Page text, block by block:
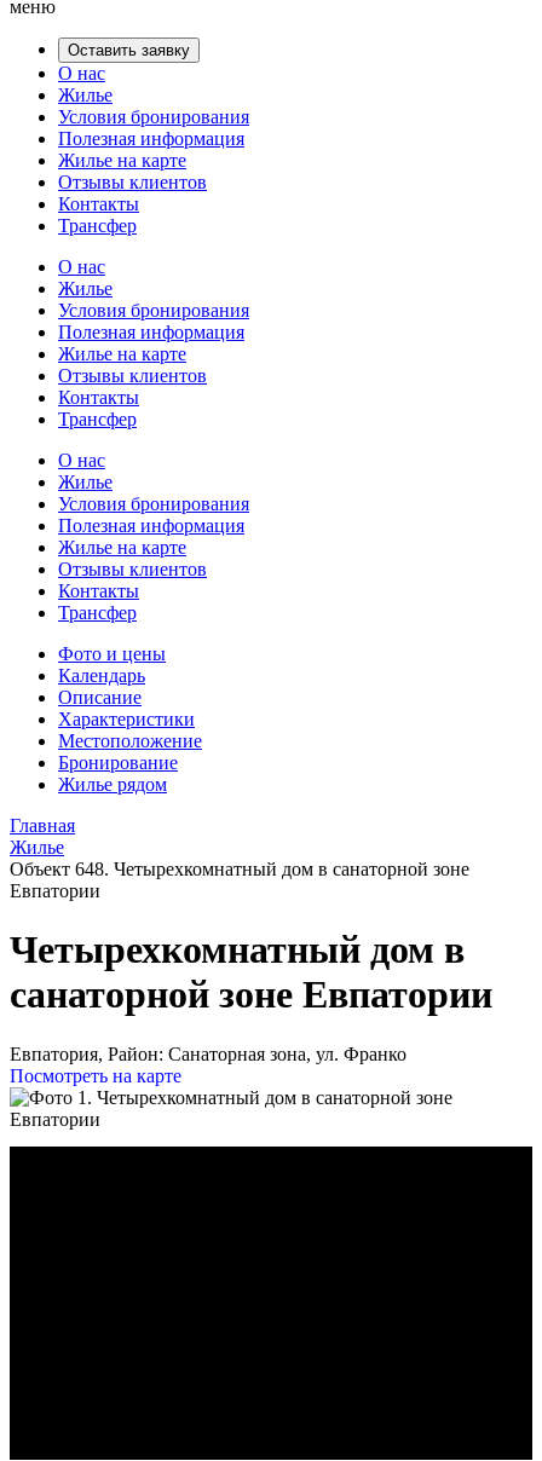
меню
Оставить заявку
О нас
Жилье
Условия бронирования
Полезная информация
Жилье на карте
Отзывы клиентов
Контакты
Трансфер
О нас
Жилье
Условия бронирования
Полезная информация
Жилье на карте
Отзывы клиентов
Контакты
Трансфер
О нас
Жилье
Условия бронирования
Полезная информация
Жилье на карте
Отзывы клиентов
Контакты
Трансфер
Фото и цены
Календарь
Описание
Характеристики
Местоположение
Бронирование
Жилье рядом
Главная
Жилье
Объект 648. Четырехкомнатный дом в санаторной зоне
Евпатории
Четырехкомнатный дом в
санаторной зоне Евпатории
Евпатория, Район: Санаторная зона, ул. Франко
Посмотреть на карте